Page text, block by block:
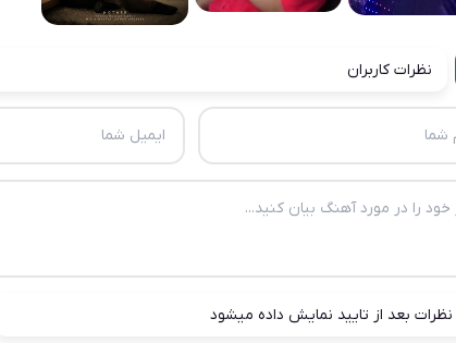
نظرات کاربران
نظرات بعد از تایید نمایش داده میشود